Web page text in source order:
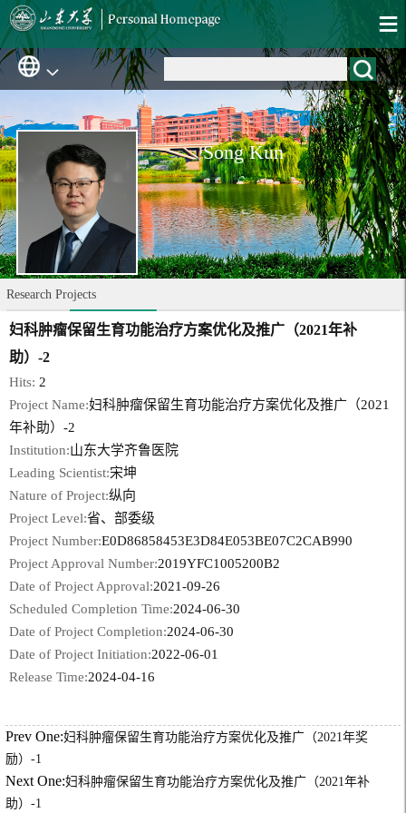
Song Kun
Research Projects
妇科肿瘤保留生育功能治疗方案优化及推广（2021年补
助）-2
Hits:2
Project Name:妇科肿瘤保留生育功能治疗方案优化及推广（2021
年补助）-2
Institution:山东大学齐鲁医院
Leading Scientist:宋坤
Nature of Project:纵向
Project Level:省、部委级
Project Number:E0D86858453E3D84E053BE07C2CAB990
Project Approval Number:2019YFC1005200B2
Date of Project Approval:2021-09-26
Scheduled Completion Time:2024-06-30
Date of Project Completion:2024-06-30
Date of Project Initiation:2022-06-01
Release Time:2024-04-16
Prev One:妇科肿瘤保留生育功能治疗方案优化及推广（2021年奖
励）-1
Next One:妇科肿瘤保留生育功能治疗方案优化及推广（2021年补
助）-1